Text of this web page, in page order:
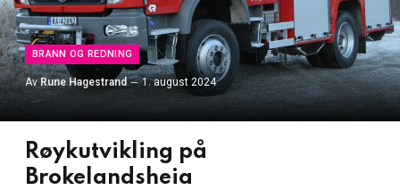
BRANN OG REDNING
Av Rune Hagestrand 1. august 2024
Røykutvikling på
Brokelandsheia